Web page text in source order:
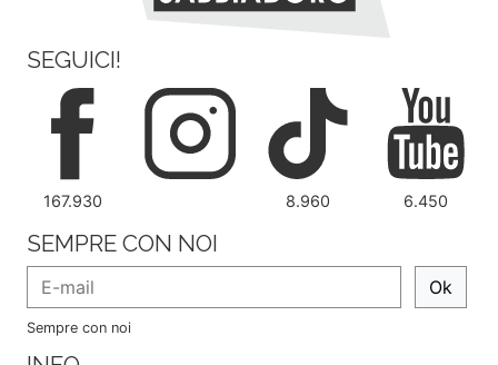
SEGUICI!
167.930 8.960 6.450
SEMPRE CON NOI
Ok
Sempre con noi